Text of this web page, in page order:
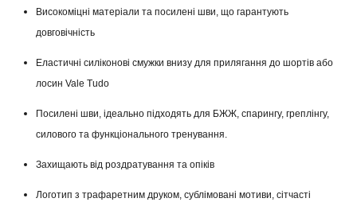
Високоміцні матеріали та посилені шви, що гарантують
довговічність
Еластичні силіконові смужки внизу для прилягання до шортів або
лосин Vale Tudo
Посилені шви, ідеально підходять для БЖЖ, спарингу, греплінгу,
силового та функціонального тренування.
Захищають від роздратування та опіків
Логотип з трафаретним друком, сублімовані мотиви, сітчасті